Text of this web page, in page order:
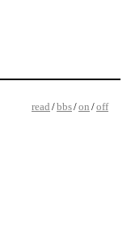
read /bbs/on /off